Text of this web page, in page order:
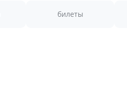
билеты